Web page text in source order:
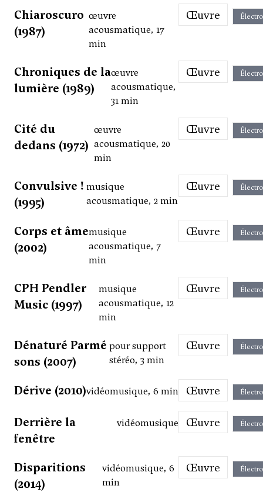
Chiaroscuro
(1987)
œuvre
acousmatique, 17
min
Œuvre
Chroniques de la
lumière (1989)
œuvre
acousmatique,
31 min
Œuvre
Cité du
dedans (1972)
œuvre
acousmatique, 20
min
Œuvre
Convulsive !
(1995)
musique
acousmatique, 2 min
Œuvre
Corps et âme
(2002)
musique
acousmatique, 7
min
Œuvre
CPH Pendler
Music (1997)
musique
acousmatique, 12
min
Œuvre
Dénaturé Parmé
sons (2007)
pour support
stéréo, 3 min
Œuvre
Dérive (2010)vidéomusique, 6 min Œuvre
Derrière la
fenêtre
vidéomusique Œuvre
Disparitions
(2014)
vidéomusique, 6
min
Œuvre